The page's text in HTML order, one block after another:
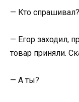
— Кто спрашивал?
— Егор заходил,
товар приняли.
— А ты?